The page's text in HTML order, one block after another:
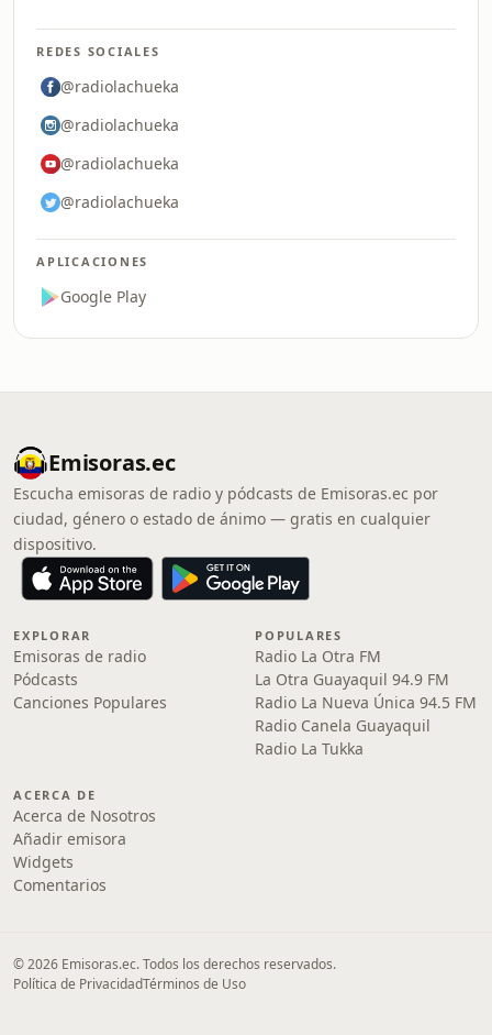
REDES SOCIALES
@radiolachueka
@radiolachueka
@radiolachueka
@radiolachueka
APLICACIONES
Google Play
Emisoras.ec
Escucha emisoras de radio y pódcasts de Emisoras.ec por
ciudad, género o estado de ánimo — gratis en cualquier
dispositivo.
EXPLORAR
Emisoras de radio
Pódcasts
Canciones Populares
POPULARES
Radio La Otra FM
La Otra Guayaquil 94.9 FM
Radio La Nueva Única 94.5 FM
Radio Canela Guayaquil
Radio La Tukka
ACERCA DE
Acerca de Nosotros
Añadir emisora
Widgets
Comentarios
© 2026 Emisoras.ec. Todos los derechos reservados.
Política de PrivacidadTérminos de Uso